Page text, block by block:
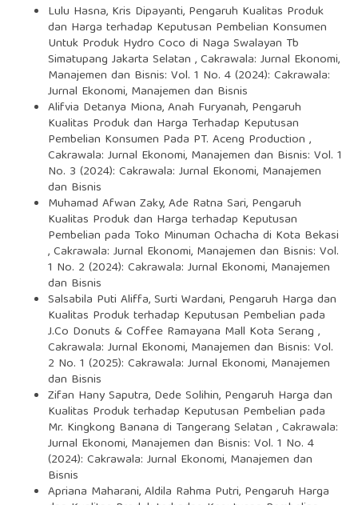
Lulu Hasna, Kris Dipayanti, Pengaruh Kualitas Produk
dan Harga terhadap Keputusan Pembelian Konsumen
Untuk Produk Hydro Coco di Naga Swalayan Tb
Simatupang Jakarta Selatan ,Cakrawala: Jurnal Ekonomi,
Manajemen dan Bisnis: Vol. 1 No. 4 (2024): Cakrawala:
Jurnal Ekonomi, Manajemen dan Bisnis
Alifvia Detanya Miona, Anah Furyanah, Pengaruh
Kualitas Produk dan Harga Terhadap Keputusan
Pembelian Konsumen Pada PT. Aceng Production ,
Cakrawala: Jurnal Ekonomi, Manajemen dan Bisnis: Vol. 1
No. 3 (2024): Cakrawala: Jurnal Ekonomi, Manajemen
dan Bisnis
Muhamad Afwan Zaky, Ade Ratna Sari, Pengaruh
Kualitas Produk dan Harga terhadap Keputusan
Pembelian pada Toko Minuman Ochacha di Kota Bekasi
,Cakrawala: Jurnal Ekonomi, Manajemen dan Bisnis: Vol.
1 No. 2 (2024): Cakrawala: Jurnal Ekonomi, Manajemen
dan Bisnis
Salsabila Puti Aliffa, Surti Wardani, Pengaruh Harga dan
Kualitas Produk terhadap Keputusan Pembelian pada
J.Co Donuts & Coffee Ramayana Mall Kota Serang ,
Cakrawala: Jurnal Ekonomi, Manajemen dan Bisnis: Vol.
2 No. 1 (2025): Cakrawala: Jurnal Ekonomi, Manajemen
dan Bisnis
Zifan Hany Saputra, Dede Solihin, Pengaruh Harga dan
Kualitas Produk terhadap Keputusan Pembelian pada
Mr. Kingkong Banana di Tangerang Selatan ,Cakrawala:
Jurnal Ekonomi, Manajemen dan Bisnis: Vol. 1 No. 4
(2024): Cakrawala: Jurnal Ekonomi, Manajemen dan
Bisnis
Apriana Maharani, Aldila Rahma Putri, Pengaruh Harga